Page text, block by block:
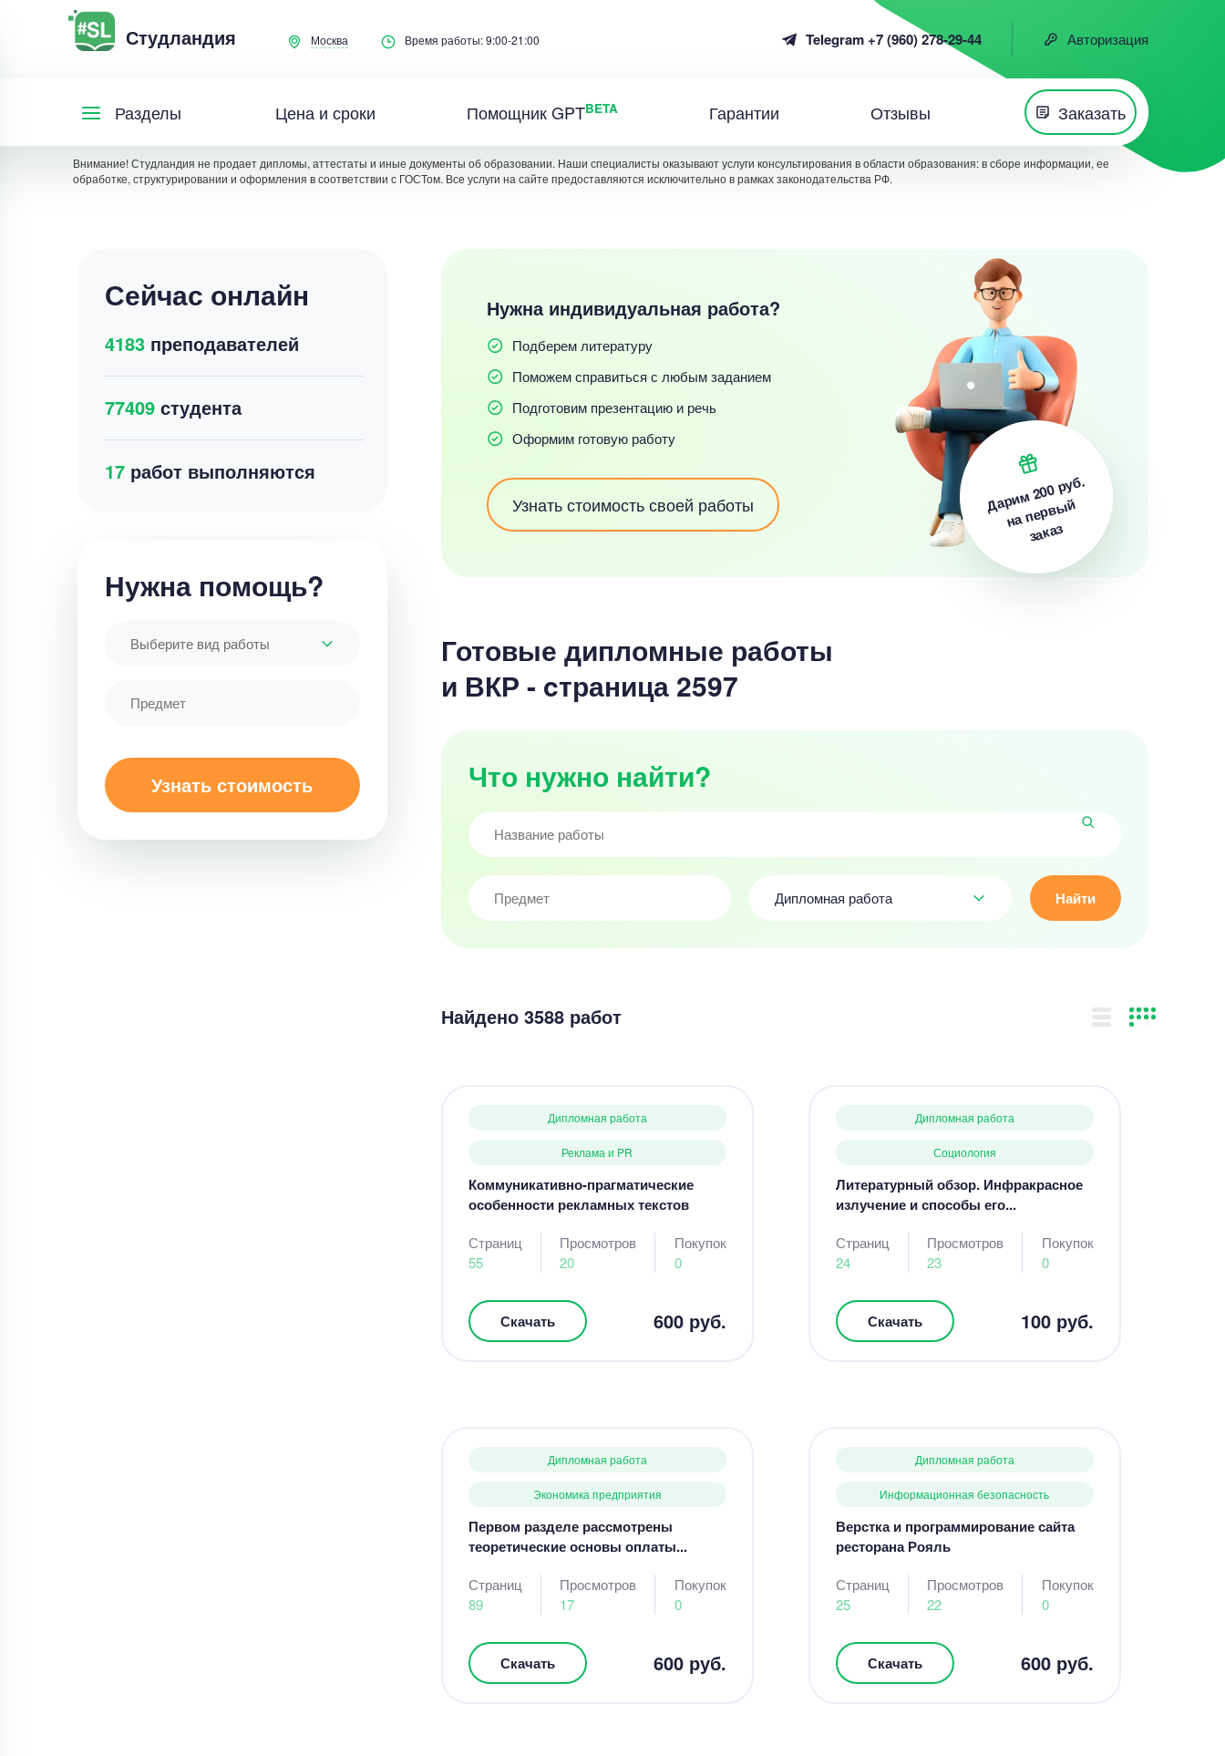
Студландия Москва Время работы: 9:00-21:00 Telegram +7 (960) 278-29-44 Авторизация
Разделы Цена и сроки Помощник GPTBETA Гарантии Отзывы Заказать
Внимание! Студландия не продает дипломы, аттестаты и иные документы об образовании. Наши специалисты оказывают услуги консультирования в области образования: в сборе информации, ее
обработке, структурировании и оформления в соответствии с ГОСТом. Все услуги на сайте предоставляются исключительно в рамках законодательства РФ.
Сейчас онлайн
4183преподавателей
77409студента
18работ выполняются
Нужна помощь?
Выберите вид работы
Узнать стоимость
Нужна индивидуальная работа?
Подберем литературу
Поможем справиться с любым заданием
Подготовим презентацию и речь
Оформим готовую работу
Узнать стоимость своей работы Дарим200 руб.
на первый
заказ
Готовые дипломные работы
и ВКР - cтраница 2597
Что нужно найти?
Дипломная работа Найти
Найдено 3588 работ
Дипломная работа
Реклама и PR
Коммуникативно-прагматические
особенности рекламных текстов
Страниц
55
Просмотров
20
Покупок
0
Скачать 600 руб.
Дипломная работа
Социология
Литературный обзор. Инфракрасное
излучение и способы его...
Страниц
24
Просмотров
23
Покупок
0
Скачать 100 руб.
Дипломная работа
Экономика предприятия
Первом разделе рассмотрены
теоретические основы оплаты...
Страниц
89
Просмотров
17
Покупок
0
Скачать 600 руб.
Дипломная работа
Информационная безопасность
Верстка и программирование сайта
ресторана Рояль
Страниц
25
Просмотров
22
Покупок
0
Скачать 600 руб.